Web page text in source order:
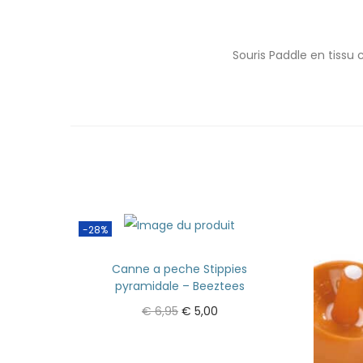
Souris Paddle en tissu
-28%
Canne a peche Stippies
pyramidale – Beeztees
€6,95 € 5,00